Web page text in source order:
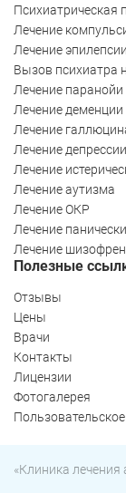
Психиатрическая
Лечение
Лечение эпилепсии
Вызов психиатра
Лечение паранойи
Лечение деменции
Лечение
Лечение депрессии
Лечение
Лечение аутизма
Лечение ОКР
Лечение
Лечение
Полезные
Отзывы
Цены
Врачи
Контакты
Лицензии
Фотогалерея
«Клиника